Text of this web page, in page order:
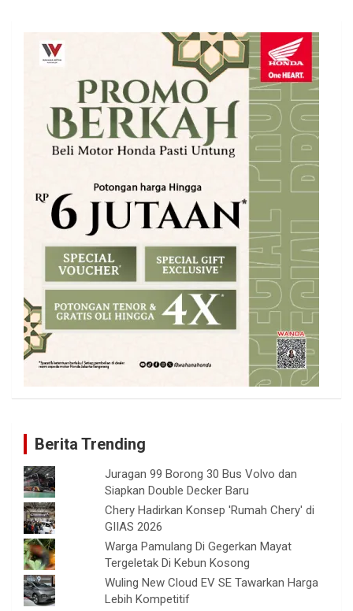
Berita Trending
Juragan 99 Borong 30 Bus Volvo dan
Siapkan Double Decker Baru
Chery Hadirkan Konsep 'Rumah Chery' di
GIIAS 2026
Warga Pamulang Di Gegerkan Mayat
Tergeletak Di Kebun Kosong
Wuling New Cloud EV SE Tawarkan Harga
Lebih Kompetitif